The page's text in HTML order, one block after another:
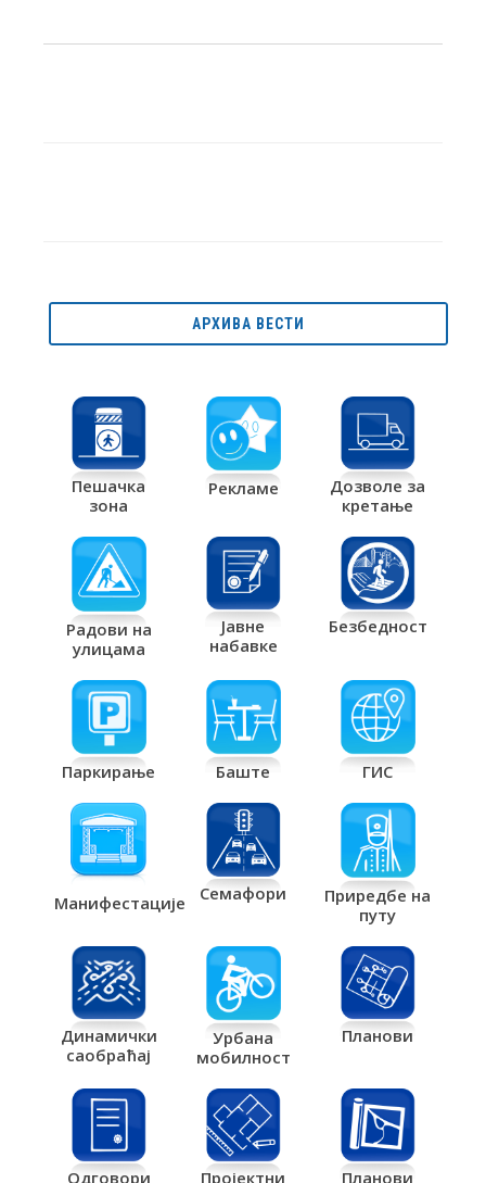
АРХИВА ВЕСТИ
Пешачка
зона
Рекламе
Дозволе за
кретање
Радови на
улицама
Јавне
набавке
Безбедност
Паркирање Баште ГИС
Манифестације Семафори
Приредбе на
путу
Динамички
саобраћај
Урбана
мобилност
Планови
Одговори Пројектни Планови